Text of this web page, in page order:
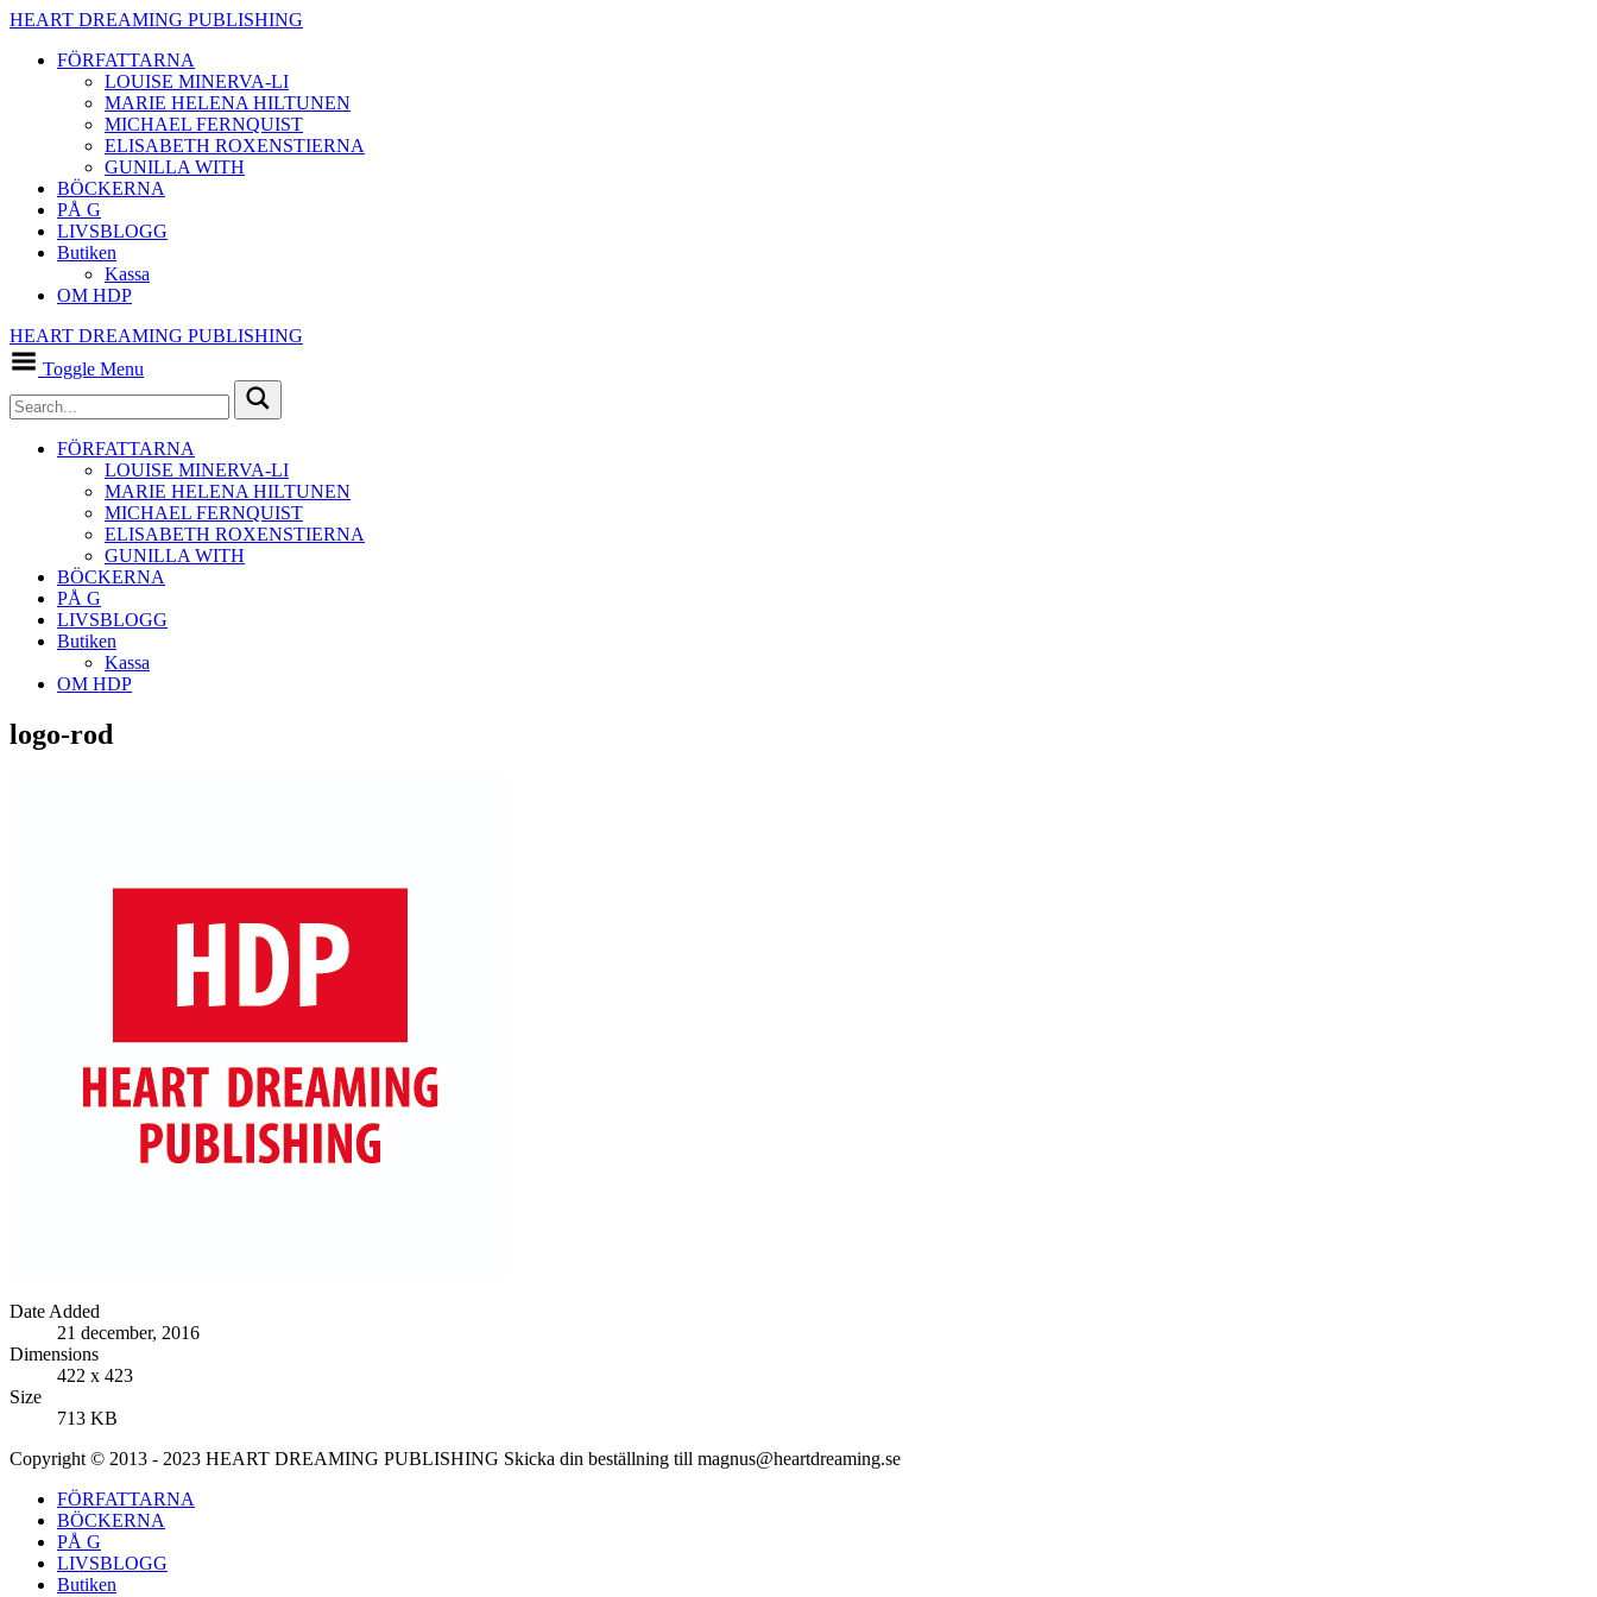
HEART DREAMING PUBLISHING
FÖRFATTARNA
LOUISE MINERVA-LI
MARIE HELENA HILTUNEN
MICHAEL FERNQUIST
ELISABETH ROXENSTIERNA
GUNILLA WITH
BÖCKERNA
PÅ G
LIVSBLOGG
Butiken
Kassa
OM HDP
HEART DREAMING PUBLISHING
Toggle Menu
FÖRFATTARNA
LOUISE MINERVA-LI
MARIE HELENA HILTUNEN
MICHAEL FERNQUIST
ELISABETH ROXENSTIERNA
GUNILLA WITH
BÖCKERNA
PÅ G
LIVSBLOGG
Butiken
Kassa
OM HDP
logo-rod
Date Added
21 december, 2016
Dimensions
422 x 423
Size
713 KB
Copyright © 2013 - 2023 HEART DREAMING PUBLISHING Skicka din beställning till magnus@heartdreaming.se
FÖRFATTARNA
BÖCKERNA
PÅ G
LIVSBLOGG
Butiken